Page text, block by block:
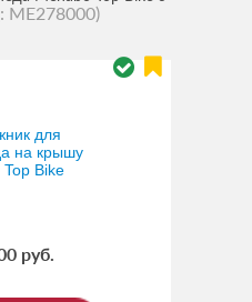
ME278000)
руб.